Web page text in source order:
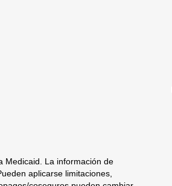
Medicaid. La información de
aplicarse limitaciones,